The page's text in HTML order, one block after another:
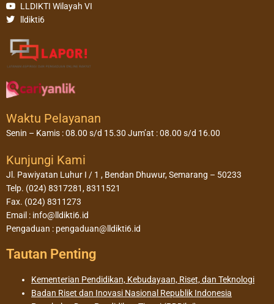
LLDIKTI Wilayah VI
lldikti6
Waktu Pelayanan
Senin – Kamis : 08.00 s/d 15.30 Jum’at : 08.00 s/d 16.00
Kunjungi Kami
Jl. Pawiyatan Luhur I / 1 , Bendan Dhuwur, Semarang – 50233
Telp. (024) 8317281, 8311521
Fax. (024) 8311273
Email : info@lldikti6.id
Pengaduan : pengaduan@lldikti6.id
Tautan Penting
Kementerian Pendidikan, Kebudayaan, Riset, dan Teknologi
Badan Riset dan Inovasi Nasional Republik Indonesia